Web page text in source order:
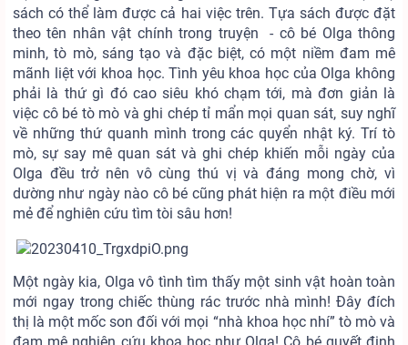
sách có thể làm được cả hai việc trên. Tựa sách được đặt
theo tên nhân vật chính trong truyện - cô bé Olga thông
minh, tò mò, sáng tạo và đặc biệt, có một niềm đam mê
mãnh liệt với khoa học. Tình yêu khoa học của Olga không
phải là thứ gì đó cao siêu khó chạm tới, mà đơn giản là
việc cô bé tò mò và ghi chép tỉ mẩn mọi quan sát, suy nghĩ
về những thứ quanh mình trong các quyển nhật ký. Trí tò
mò, sự say mê quan sát và ghi chép khiến mỗi ngày của
Olga đều trở nên vô cùng thú vị và đáng mong chờ, vì
dường như ngày nào cô bé cũng phát hiện ra một điều mới
mẻ để nghiên cứu tìm tòi sâu hơn!
Một ngày kia, Olga vô tình tìm thấy một sinh vật hoàn toàn
mới ngay trong chiếc thùng rác trước nhà mình! Đây đích
thị là một mốc son đối với mọi “nhà khoa học nhí” tò mò và
đam mê nghiên cứu khoa học như Olga! Cô bé quyết định